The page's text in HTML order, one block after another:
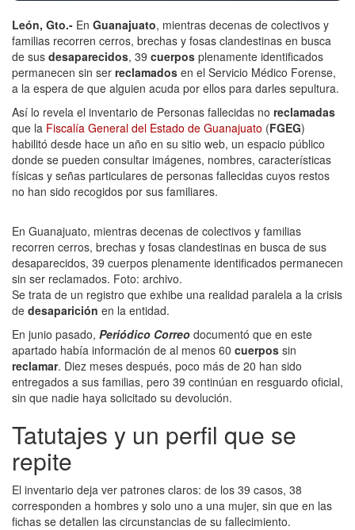
León, Gto.- En Guanajuato, mientras decenas de colectivos y
familias recorren cerros, brechas y fosas clandestinas en busca
de sus desaparecidos, 39 cuerpos plenamente identificados
permanecen sin ser reclamados en el Servicio Médico Forense,
a la espera de que alguien acuda por ellos para darles sepultura.
Así lo revela el inventario de Personas fallecidas no reclamadas
que la Fiscalía General del Estado de Guanajuato (FGEG)
habilitó desde hace un año en su sitio web, un espacio público
donde se pueden consultar imágenes, nombres, características
físicas y señas particulares de personas fallecidas cuyos restos
no han sido recogidos por sus familiares.
En Guanajuato, mientras decenas de colectivos y familias
recorren cerros, brechas y fosas clandestinas en busca de sus
desaparecidos, 39 cuerpos plenamente identificados permanecen
sin ser reclamados. Foto: archivo.
Se trata de un registro que exhibe una realidad paralela a la crisis
de desaparición en la entidad.
En junio pasado, Periódico Correo documentó que en este
apartado había información de al menos 60 cuerpos sin
reclamar. Diez meses después, poco más de 20 han sido
entregados a sus familias, pero 39 continúan en resguardo oficial,
sin que nadie haya solicitado su devolución.
Tatutajes y un perfil que se
repite
El inventario deja ver patrones claros: de los 39 casos, 38
corresponden a hombres y solo uno a una mujer, sin que en las
fichas se detallen las circunstancias de su fallecimiento.